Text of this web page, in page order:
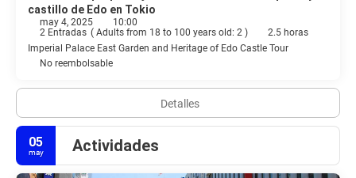
castillo de Edo en Tokio
may 4, 2025
10:00
2 Entradas ( Adults from 18 to 100 years old: 2 )
2.5 horas
Imperial Palace East Garden and Heritage of Edo Castle Tour
No reembolsable
Detalles
05
may Actividades